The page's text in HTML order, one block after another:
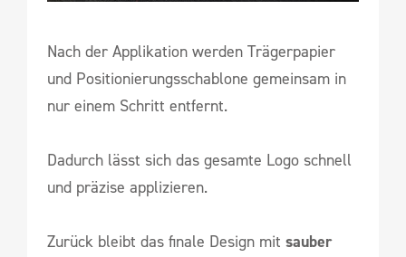
Nach der Applikation werden Trägerpapier
und Positionierungsschablone gemeinsam in
nur einem Schritt entfernt.
Dadurch lässt sich das gesamte Logo schnell
und präzise applizieren.
Zurück bleibt das finale Design mit sauber